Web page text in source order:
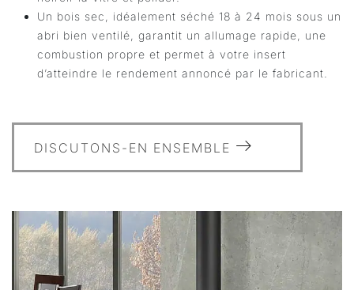
Un bois sec, idéalement séché 18 à 24 mois sous un
abri bien ventilé, garantit un allumage rapide, une
combustion propre et permet à votre insert
d’atteindre le rendement annoncé par le fabricant.
DISCUTONS-EN ENSEMBLE